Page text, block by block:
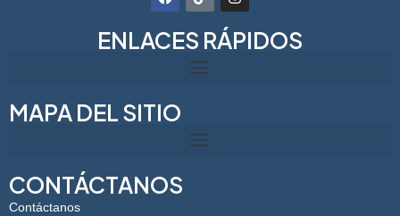
ENLACES RÁPIDOS
MAPA DEL SITIO
CONTÁCTANOS
Contáctanos